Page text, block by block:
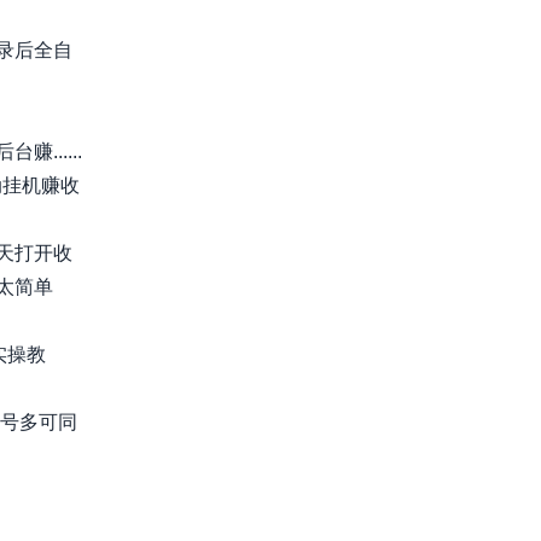
后全自
台赚......
机赚收
打开收
简单
操教
多可同